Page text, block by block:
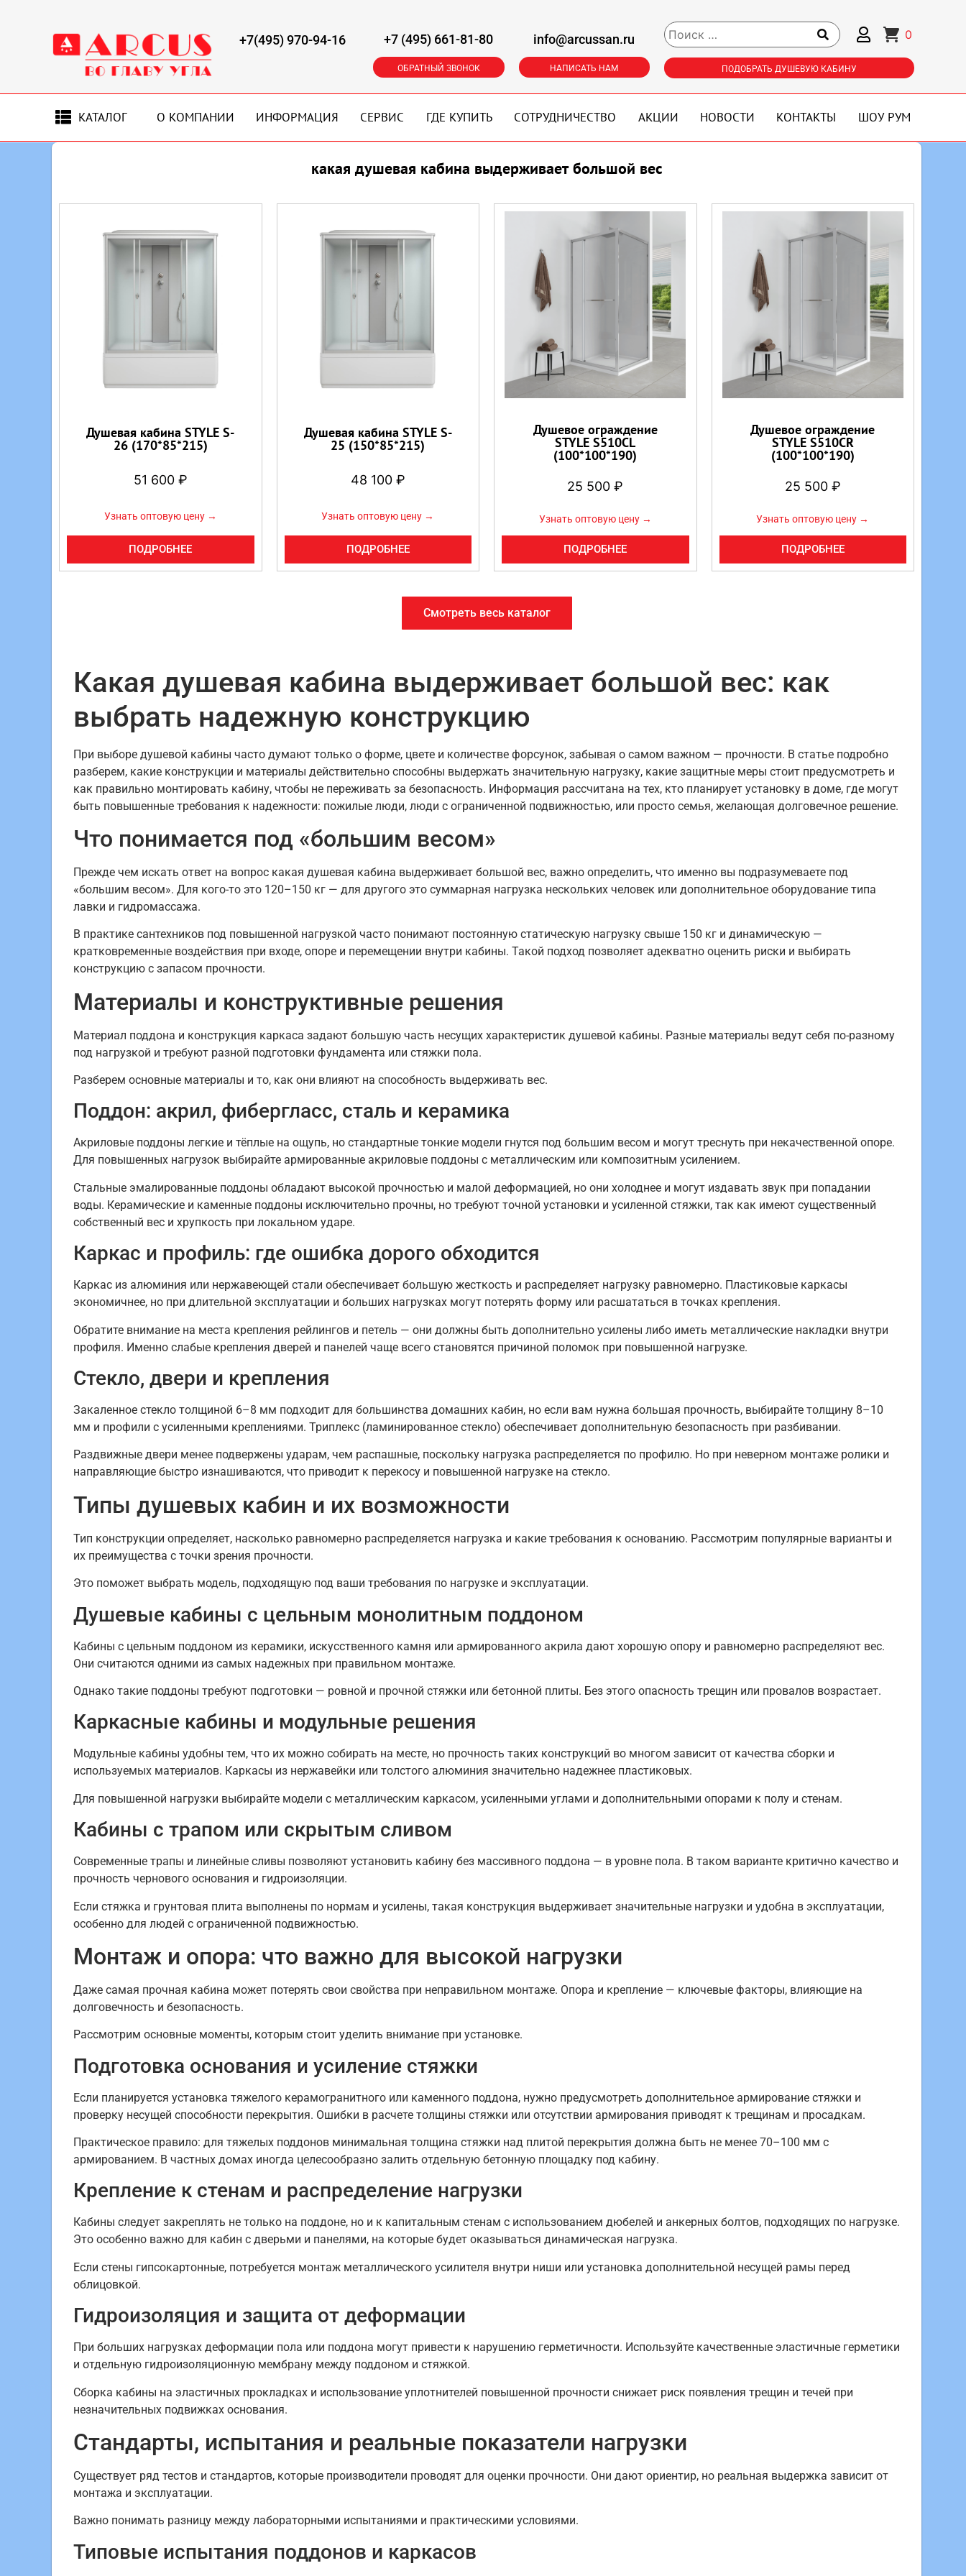
+7(495) 970-94-16 +7 (495) 661-81-80
ОБРАТНЫЙ ЗВОНОК
info@arcussan.ru
НАПИСАТЬ НАМ
0
ПОДОБРАТЬ ДУШЕВУЮ КАБИНУ
КАТАЛОГ О КОМПАНИИ ИНФОРМАЦИЯ СЕРВИС ГДЕ КУПИТЬ СОТРУДНИЧЕСТВО АКЦИИ НОВОСТИ КОНТАКТЫ ШОУ РУМ
какая душевая кабина выдерживает большой вес
Душевая кабина STYLE S-
26 (170*85*215)
51 600 ₽
Узнать оптовую цену →
ПОДРОБНЕЕ
Душевая кабина STYLE S-
25 (150*85*215)
48 100 ₽
Узнать оптовую цену →
ПОДРОБНЕЕ
Душевое ограждение
STYLE S510CL
(100*100*190)
25 500₽
Узнать оптовую цену →
ПОДРОБНЕЕ
Душевое ограждение
STYLE S510CR
(100*100*190)
25 500 ₽
Узнать оптовую цену →
ПОДРОБНЕЕ
Смотреть весь каталог
Какая душевая кабина выдерживает большой вес: как
выбрать надежную конструкцию
При выборе душевой кабины часто думают только о форме, цвете и количестве форсунок, забывая о самом важном — прочности. В статье подробно
разберем, какие конструкции и материалы действительно способны выдержать значительную нагрузку, какие защитные меры стоит предусмотреть и
как правильно монтировать кабину, чтобы не переживать за безопасность. Информация рассчитана на тех, кто планирует установку в доме, где могут
быть повышенные требования к надежности: пожилые люди, люди с ограниченной подвижностью, или просто семья, желающая долговечное решение.
Что понимается под «большим весом»
Прежде чем искать ответ на вопрос какая душевая кабина выдерживает большой вес, важно определить, что именно вы подразумеваете под
«большим весом». Для кого-то это 120–150 кг — для другого это суммарная нагрузка нескольких человек или дополнительное оборудование типа
лавки и гидромассажа.
В практике сантехников под повышенной нагрузкой часто понимают постоянную статическую нагрузку свыше 150 кг и динамическую —
кратковременные воздействия при входе, опоре и перемещении внутри кабины. Такой подход позволяет адекватно оценить риски и выбирать
конструкцию с запасом прочности.
Материалы и конструктивные решения
Материал поддона и конструкция каркаса задают большую часть несущих характеристик душевой кабины. Разные материалы ведут себя по-разному
под нагрузкой и требуют разной подготовки фундамента или стяжки пола.
Разберем основные материалы и то, как они влияют на способность выдерживать вес.
Поддон: акрил, фибергласс, сталь и керамика
Акриловые поддоны легкие и тёплые на ощупь, но стандартные тонкие модели гнутся под большим весом и могут треснуть при некачественной опоре.
Для повышенных нагрузок выбирайте армированные акриловые поддоны с металлическим или композитным усилением.
Стальные эмалированные поддоны обладают высокой прочностью и малой деформацией, но они холоднее и могут издавать звук при попадании
воды. Керамические и каменные поддоны исключительно прочны, но требуют точной установки и усиленной стяжки, так как имеют существенный
собственный вес и хрупкость при локальном ударе.
Каркас и профиль: где ошибка дорого обходится
Каркас из алюминия или нержавеющей стали обеспечивает большую жесткость и распределяет нагрузку равномерно. Пластиковые каркасы
экономичнее, но при длительной эксплуатации и больших нагрузках могут потерять форму или расшататься в точках крепления.
Обратите внимание на места крепления рейлингов и петель — они должны быть дополнительно усилены либо иметь металлические накладки внутри
профиля. Именно слабые крепления дверей и панелей чаще всего становятся причиной поломок при повышенной нагрузке.
Стекло, двери и крепления
Закаленное стекло толщиной 6–8 мм подходит для большинства домашних кабин, но если вам нужна большая прочность, выбирайте толщину 8–10
мм и профили с усиленными креплениями. Триплекс (ламинированное стекло) обеспечивает дополнительную безопасность при разбивании.
Раздвижные двери менее подвержены ударам, чем распашные, поскольку нагрузка распределяется по профилю. Но при неверном монтаже ролики и
направляющие быстро изнашиваются, что приводит к перекосу и повышенной нагрузке на стекло.
Типы душевых кабин и их возможности
Тип конструкции определяет, насколько равномерно распределяется нагрузка и какие требования к основанию. Рассмотрим популярные варианты и
их преимущества с точки зрения прочности.
Это поможет выбрать модель, подходящую под ваши требования по нагрузке и эксплуатации.
Душевые кабины с цельным монолитным поддоном
Кабины с цельным поддоном из керамики, искусственного камня или армированного акрила дают хорошую опору и равномерно распределяют вес.
Они считаются одними из самых надежных при правильном монтажe.
Однако такие поддоны требуют подготовки — ровной и прочной стяжки или бетонной плиты. Без этого опасность трещин или провалов возрастает.
Каркасные кабины и модульные решения
Модульные кабины удобны тем, что их можно собирать на месте, но прочность таких конструкций во многом зависит от качества сборки и
используемых материалов. Каркасы из нержавейки или толстого алюминия значительно надежнее пластиковых.
Для повышенной нагрузки выбирайте модели с металлическим каркасом, усиленными углами и дополнительными опорами к полу и стенам.
Кабины с трапом или скрытым сливом
Современные трапы и линейные сливы позволяют установить кабину без массивного поддона — в уровне пола. В таком варианте критично качество и
прочность чернового основания и гидроизоляции.
Если стяжка и грунтовая плита выполнены по нормам и усилены, такая конструкция выдерживает значительные нагрузки и удобна в эксплуатации,
особенно для людей с ограниченной подвижностью.
Монтаж и опора: что важно для высокой нагрузки
Даже самая прочная кабина может потерять свои свойства при неправильном монтаже. Опора и крепление — ключевые факторы, влияющие на
долговечность и безопасность.
Рассмотрим основные моменты, которым стоит уделить внимание при установке.
Подготовка основания и усиление стяжки
Если планируется установка тяжелого керамогранитного или каменного поддона, нужно предусмотреть дополнительное армирование стяжки и
проверку несущей способности перекрытия. Ошибки в расчете толщины стяжки или отсутствии армирования приводят к трещинам и просадкам.
Практическое правило: для тяжелых поддонов минимальная толщина стяжки над плитой перекрытия должна быть не менее 70–100 мм с
армированием. В частных домах иногда целесообразно залить отдельную бетонную площадку под кабину.
Крепление к стенам и распределение нагрузки
Кабины следует закреплять не только на поддоне, но и к капитальным стенам с использованием дюбелей и анкерных болтов, подходящих по нагрузке.
Это особенно важно для кабин с дверьми и панелями, на которые будет оказываться динамическая нагрузка.
Если стены гипсокартонные, потребуется монтаж металлического усилителя внутри ниши или установка дополнительной несущей рамы перед
облицовкой.
Гидроизоляция и защита от деформации
При больших нагрузках деформации пола или поддона могут привести к нарушению герметичности. Используйте качественные эластичные герметики
и отдельную гидроизоляционную мембрану между поддоном и стяжкой.
Сборка кабины на эластичных прокладках и использование уплотнителей повышенной прочности снижает риск появления трещин и течей при
незначительных подвижках основания.
Стандарты, испытания и реальные показатели нагрузки
Существует ряд тестов и стандартов, которые производители проводят для оценки прочности. Они дают ориентир, но реальная выдержка зависит от
монтажа и эксплуатации.
Важно понимать разницу между лабораторными испытаниями и практическими условиями.
Типовые испытания поддонов и каркасов